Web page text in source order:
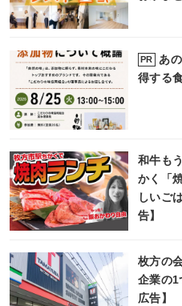
PR
あ
得する
和牛も
かく「
しいご
告】
枚方の
企業の1
広告】